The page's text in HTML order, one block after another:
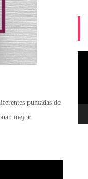
puntadas de
mejor.